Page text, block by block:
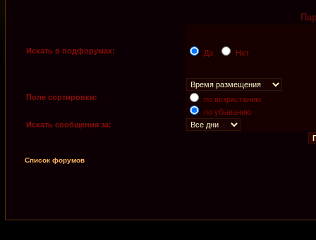
Искать в подфорумах: Да Нет
Поле сортировки:
по возрастанию
по убыванию
Искать сообщения за:
Список форумов